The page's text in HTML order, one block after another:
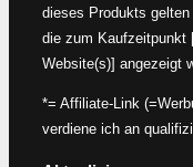
dieses Produkts gelten
die zum Kaufzeitpunkt
Website(s)] angezeigt
*= Affiliate-Link
verdiene ich an